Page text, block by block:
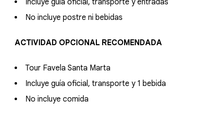
Incluye guía oficial, transporte y entradas
No incluye postre ni bebidas
ACTIVIDAD OPCIONAL RECOMENDADA
Tour Favela Santa Marta
Incluye guía oficial, transporte y 1 bebida
No incluye comida